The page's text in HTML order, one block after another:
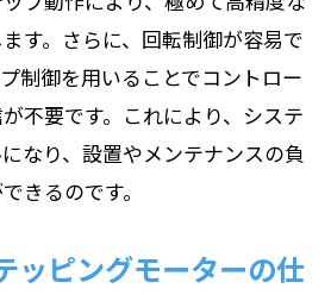
す。さらに、回転制御が容易で
制御を用いることでコントロー
不要です。これにより、システ
なり、設置やメンテナンスの負
きるのです。
ッピングモーターの仕